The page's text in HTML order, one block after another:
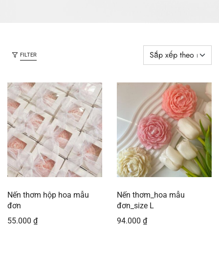
FILTER
Nến thơm hộp hoa mẫu
đơn
55.000 ₫
Nến thơm_hoa mẫu
đơn_size L
94.000 ₫